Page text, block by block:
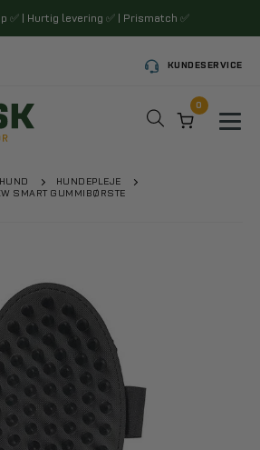
✅ | Hurtig levering ✅ | Prismatch ✅
KUNDESERVICE
0
HUND
HUNDEPLEJE
SMART GUMMIBØRSTE